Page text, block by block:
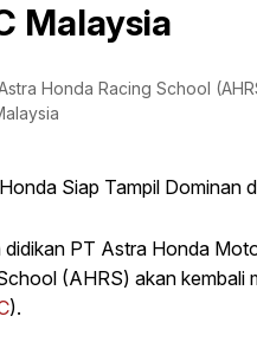
Malaysia
Honda Racing School
didikan PT Astra Honda
(AHRS) akan kembali
).